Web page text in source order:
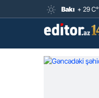
Bakı + 29 C°